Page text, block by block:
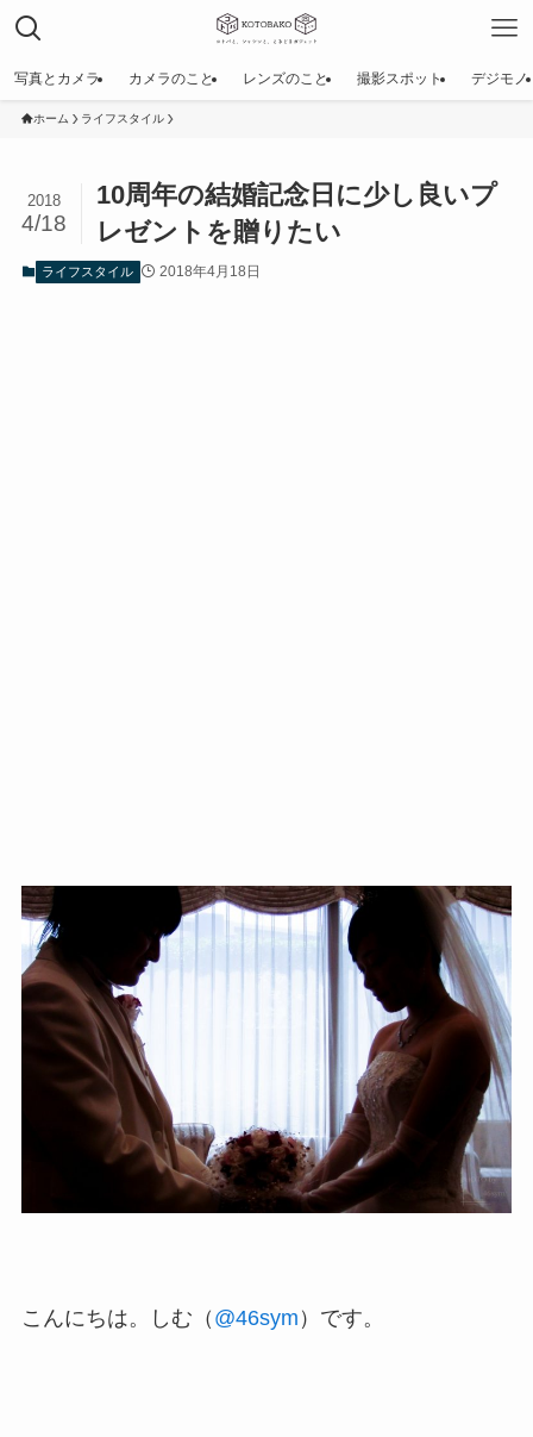
写真とカメラ カメラのこと レンズのこと 撮影スポット デジモノ
ホーム ライフスタイル
10周年の結婚記念日に少し良いプ
レゼントを贈りたい
2018
4/18
ライフスタイル 2018年4月18日
こんにちは。しむ（ @46sym ）です。